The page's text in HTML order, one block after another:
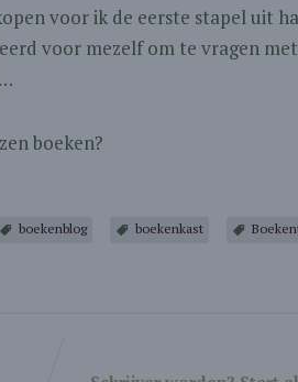
voor ik de eerste stapel uit
voor mezelf om te vragen
boeken?
boekenblog boekenkast